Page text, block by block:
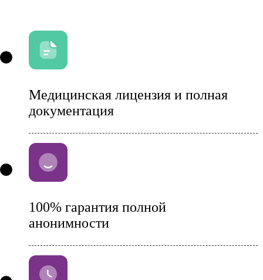
Медицинская лицензия и полная
документация
100% гарантия полной
анонимности